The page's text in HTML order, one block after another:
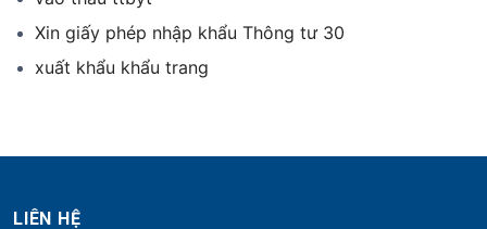
Xin giấy phép nhập khẩu Thông tư 30
xuất khẩu khẩu trang
LIÊN HỆ